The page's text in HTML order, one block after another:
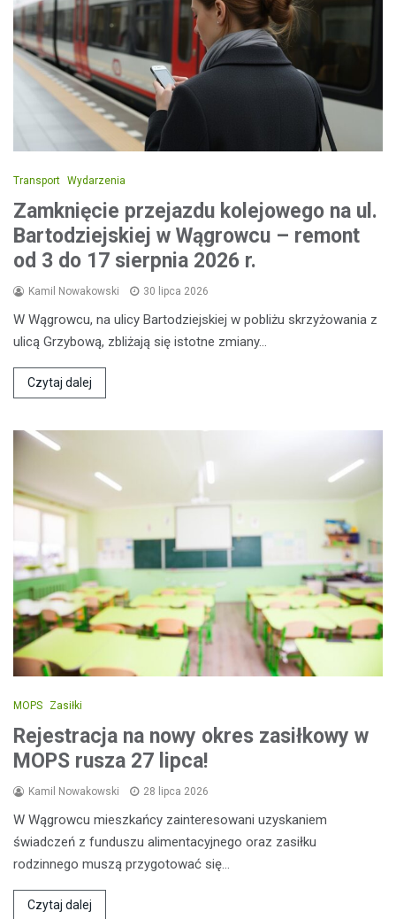
Transport Wydarzenia
Zamknięcie przejazdu kolejowego na ul.
Bartodziejskiej w Wągrowcu – remont
od 3 do 17 sierpnia 2026 r.
Kamil Nowakowski 30 lipca 2026
W Wągrowcu, na ulicy Bartodziejskiej w pobliżu skrzyżowania z
ulicą Grzybową, zbliżają się istotne zmiany…
Czytaj dalej
MOPS Zasiłki
Rejestracja na nowy okres zasiłkowy w
MOPS rusza 27 lipca!
Kamil Nowakowski 28 lipca 2026
W Wągrowcu mieszkańcy zainteresowani uzyskaniem
świadczeń z funduszu alimentacyjnego oraz zasiłku
rodzinnego muszą przygotować się…
Czytaj dalej